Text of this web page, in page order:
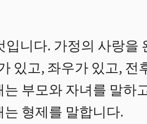
니다. 가정의 사랑을
있고, 좌우가 있고, 전
부모와 자녀를 말하
형제를 말합니다.